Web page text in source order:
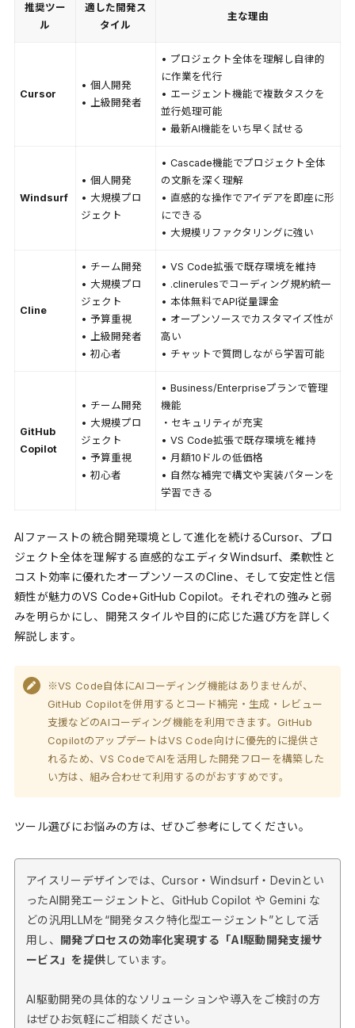
推奨ツー
ル
適した開発ス
タイル
主な理由
Cursor
• 個人開発
• 上級開発者
• プロジェクト全体を理解し自律的
に作業を代行
• エージェント機能で複数タスクを
並行処理可能
• 最新AI機能をいち早く試せる
Windsurf
• 個人開発
• 大規模プロ
ジェクト
• Cascade機能でプロジェクト全体
の文脈を深く理解
• 直感的な操作でアイデアを即座に形
にできる
• 大規模リファクタリングに強い
Cline
• チーム開発
• 大規模プロ
ジェクト
• 予算重視
• 上級開発者
• 初心者
• VS Code拡張で既存環境を維持
• .clinerulesでコーディング規約統一
• 本体無料でAPI従量課金
• オープンソースでカスタマイズ性が
高い
• チャットで質問しながら学習可能
GitHub
Copilot
• チーム開発
• 大規模プロ
ジェクト
• 予算重視
• 初心者
• Business/Enterpriseプランで管理
機能
・セキュリティが充実
• VS Code拡張で既存環境を維持
• 月額10ドルの低価格
• 自然な補完で構文や実装パターンを
学習できる
AIファーストの統合開発環境として進化を続けるCursor、プロ
ジェクト全体を理解する直感的なエディタWindsurf、柔軟性と
コスト効率に優れたオープンソースのCline、そして安定性と信
頼性が魅力のVS Code+GitHub Copilot。それぞれの強みと弱
みを明らかにし、開発スタイルや目的に応じた選び方を詳しく
解説します。
※VS Code自体にAIコーディング機能はありませんが、
GitHub Copilotを併用するとコード補完・生成・レビュー
支援などのAIコーディング機能を利用できます。GitHub
CopilotのアップデートはVS Code向けに優先的に提供さ
れるため、VS CodeでAIを活用した開発フローを構築した
い方は、組み合わせて利用するのがおすすめです。
ツール選びにお悩みの方は、ぜひご参考にしてください。
アイスリーデザインでは、Cursor・Windsurf・Devinとい
ったAI開発エージェントと、GitHub Copilot や Gemini な
どの汎用LLMを“開発タスク特化型エージェント”として活
用し、 開発プロセスの効率化実現する「AI駆動開発支援サ
ービス」を提供しています。
AI駆動開発の具体的なソリューションや導入をご検討の方
はぜひお気軽にご相談ください。